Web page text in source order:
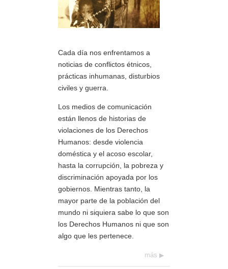
Cada día nos enfrentamos a
noticias de conflictos étnicos,
prácticas inhumanas, disturbios
civiles y guerra.
Los medios de comunicación
están llenos de historias de
violaciones de los Derechos
Humanos: desde violencia
doméstica y el acoso escolar,
hasta la corrupción, la pobreza y
discriminación apoyada por los
gobiernos. Mientras tanto, la
mayor parte de la población del
mundo ni siquiera sabe lo que son
los Derechos Humanos ni que son
algo que les pertenece.
más